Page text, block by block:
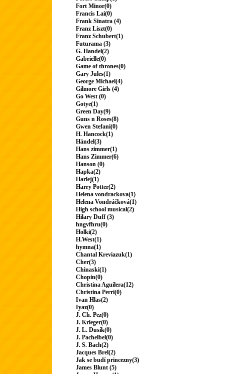
Fort Minor(0)
Francis Lai(0)
Frank Sinatra (4)
Franz Liszt(0)
Franz Schubert(1)
Futurama (3)
G. Handel(2)
Gabrielle(0)
Game of thrones(0)
Gary Jules(1)
George Michael(4)
Gilmore Girls (4)
Go West (0)
Gotye(1)
Green Day(9)
Guns n Roses(8)
Gwen Stefani(0)
H. Hancock(1)
Händel(3)
Hans zimmer(1)
Hans Zimmer(6)
Hanson (0)
Hapka(2)
Harlej(1)
Harry Potter(2)
Helena vondrackova(1)
Helena Vondráčková(1)
High school musical(2)
Hilary Duff (3)
hngvfhru(0)
Holki(2)
H.West(1)
hymna(1)
Chantal Kreviazuk(1)
Cher(3)
Chinaski(1)
Chopin(0)
Christina Aguilera(12)
Christina Perri(0)
Ivan Hlas(2)
Iyaz(0)
J. Ch. Pez(0)
J. Krieger(0)
J. L. Dusík(0)
J. Pachelbel(0)
J. S. Bach(2)
Jacques Brel(2)
Jak se budí princezny(3)
James Blunt (5)